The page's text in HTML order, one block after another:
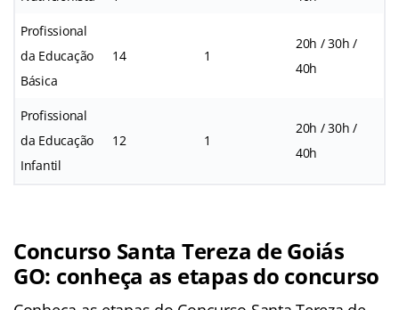
Profissional
da Educação
Básica
14 1
20h / 30h /
40h
Profissional
da Educação
Infantil
12 1
20h / 30h /
40h
Concurso Santa Tereza de Goiás
GO: conheça as etapas do concurso